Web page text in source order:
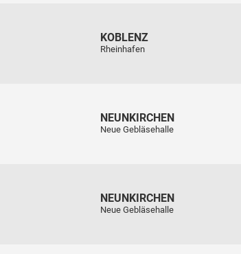
KOBLENZ
Rheinhafen
NEUNKIRCHEN
Neue Gebläsehalle
NEUNKIRCHEN
Neue Gebläsehalle